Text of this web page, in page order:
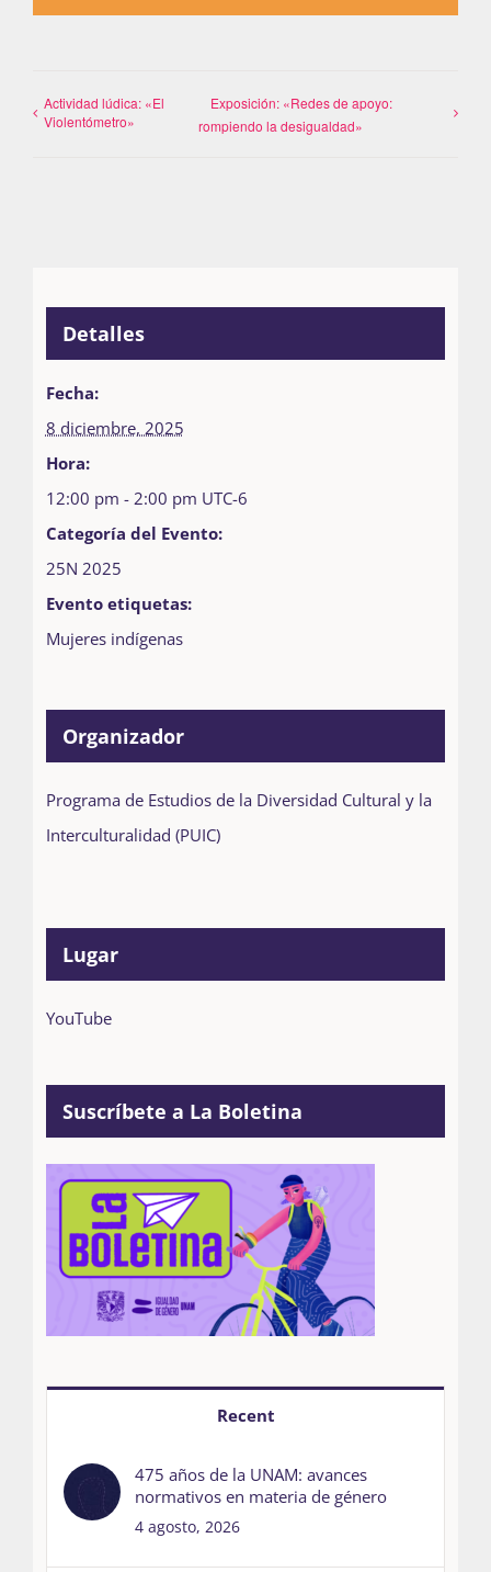
Actividad lúdica: «El
Violentómetro»
Exposición: «Redes de apoyo:
rompiendo la desigualdad»
Detalles
Fecha:
8 diciembre, 2025
Hora:
12:00 pm - 2:00 pm UTC-6
Categoría del Evento:
25N 2025
Evento etiquetas:
Mujeres indígenas
Organizador
Programa de Estudios de la Diversidad Cultural y la
Interculturalidad (PUIC)
Lugar
YouTube
Suscríbete a La Boletina
Recent
475 años de la UNAM: avances
normativos en materia de género
4 agosto, 2026